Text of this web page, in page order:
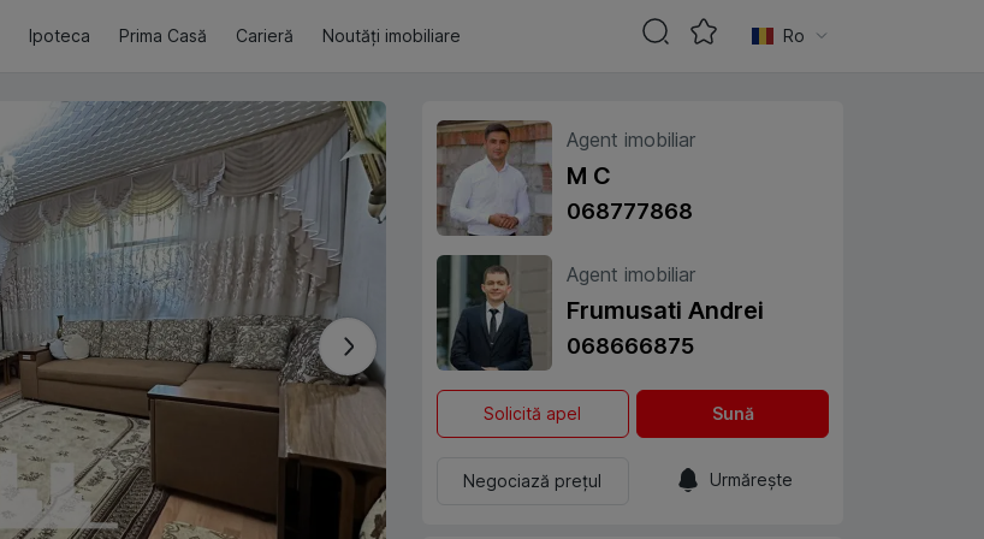
Agent imobiliar
M C
068777868
Agent imobiliar
Frumusati Andrei
068666875
Solicită apel Sună
Negociază prețul Urmărește
Ipoteca Prima Casă Carieră Noutăți imobiliare Ro